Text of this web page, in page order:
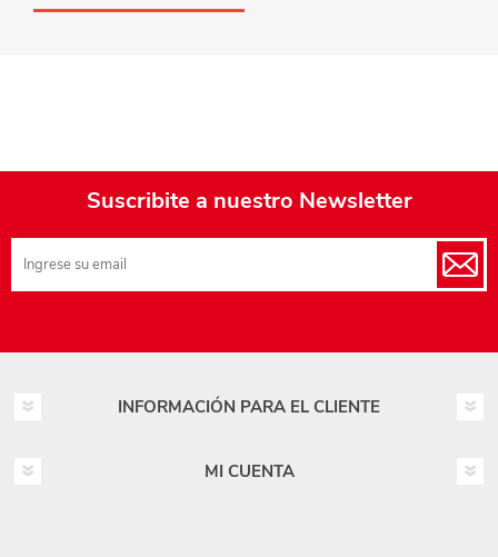
Suscribite a nuestro Newsletter
INFORMACIÓN PARA EL CLIENTE
MI CUENTA